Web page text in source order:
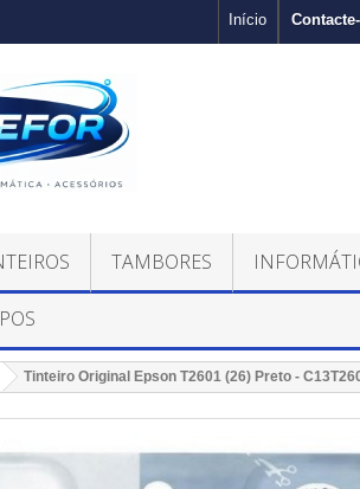
Início
TAMBORES
POS
Tinteiro Original Epson T2601 (26) Preto -